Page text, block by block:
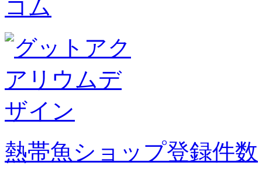
熱帯魚ショップ登録件数